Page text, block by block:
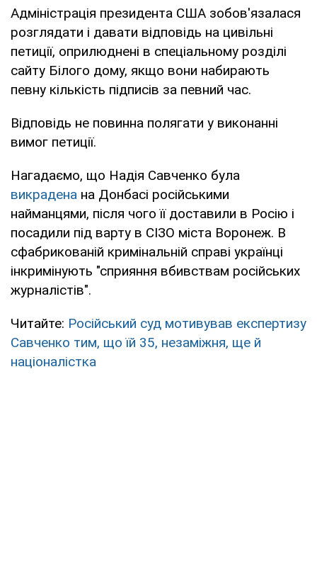
Адміністрація президента США зобов'язалася
розглядати і давати відповідь на цивільні
петиції, оприлюднені в спеціальному розділі
сайту Білого дому, якщо вони набирають
певну кількість підписів за певний час.
Відповідь не повинна полягати у виконанні
вимог петиції.
Нагадаємо, що Надія Савченко була
викрадена на Донбасі російськими
найманцями, після чого її доставили в Росію і
посадили під варту в СІЗО міста Воронеж. В
сфабрикованій кримінальній справі українці
інкримінують "сприяння вбивствам російських
журналістів".
Читайте: Російський суд мотивував експертизу
Савченко тим, що їй 35, незаміжня, ще й
націоналістка